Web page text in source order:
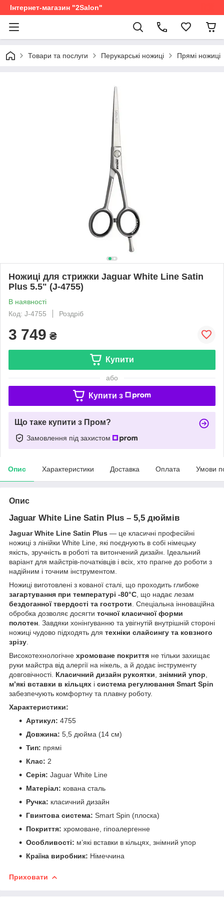
Інтернет-магазин "2Salon"
Товари та послуги Перукарські ножиці Прямі ножиці
Ножиці для стрижки Jaguar White Line Satin
Plus 5.5" (J-4755)
В наявності
Код: J-4755
Роздріб
3 749 ₴
Купити
або
Купити з
Що таке купити з Пром?
Замовлення під захистом
Опис Характеристики Доставка Оплата Умови
Опис
Jaguar White Line Satin Plus – 5,5 дюймів
Jaguar White Line Satin Plus — це класичні професійні
ножиці з лінійки White Line, які поєднують в собі німецьку
якість, зручність в роботі та витончений дизайн. Ідеальний
варіант для майстрів-початківців і всіх, хто прагне до роботи з
надійним і точним інструментом.
Ножиці виготовлені з кованої сталі, що проходить глибоке
загартування при температурі -80°C , що надає лезам
бездоганної твердості та гостроти . Спеціальна інноваційна
обробка дозволяє досягти точної класичної форми
полотен . Завдяки хонінгуванню та увігнутій внутрішній стороні
ножиці чудово підходять для техніки слайсингу та ковзного
зрізу
Високотехнологічне хромоване покриття не тільки захищає
руки майстра від алергії на нікель, а й додає інструменту
довговічності. Класичний дизайн рукоятки знімний упор
м’які вставки в кільцях і система регулювання Smart Spin
забезпечують комфортну та плавну роботу.
Характеристики:
Артикул: 4755
Довжина: 5,5 дюйма (14 см)
Тип: прямі
Клас: 2
Серія: Jaguar White Line
Матеріал: кована сталь
Ручка: класичний дизайн
Гвинтова система: Smart Spin (плоска)
Покриття: хромоване, гіпоалергенне
Особливості: м’які вставки в кільцях, знімний упор
Країна виробник: Німеччина
Приховати